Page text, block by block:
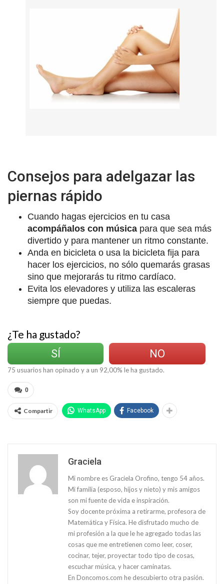
Consejos para adelgazar las
piernas rápido
Cuando hagas ejercicios en tu casa
acompáñalos con música para que sea más
divertido y para mantener un ritmo constante.
Anda en bicicleta o usa la bicicleta fija para
hacer los ejercicios, no sólo quemarás grasas
sino que mejorarás tu ritmo cardíaco.
Evita los elevadores y utiliza las escaleras
siempre que puedas.
¿Te ha gustado?
SÍ
NO
75 usuarios han opinado y a un 92,00% le ha gustado.
0
Compartir WhatsApp Facebook
Graciela
Mi nombre es Graciela Orofino, tengo 54 años.
Mi familia (esposo, hijos y nieto) y mis amigos
son mi fuente de vida e inspiración.
Soy docente próxima a retirarme, profesora de
Matemática y Física. He disfrutado mucho de
mi profesión a la que le he agregado todas las
cosas que me entretienen como leer, coser,
cocinar, tejer, proyectar todo tipo de cosas,
escuchar música, y hacer caminatas.
En Doncomos.com he descubierto otra pasión.